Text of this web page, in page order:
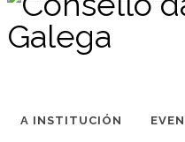
A INSTITUCIÓN